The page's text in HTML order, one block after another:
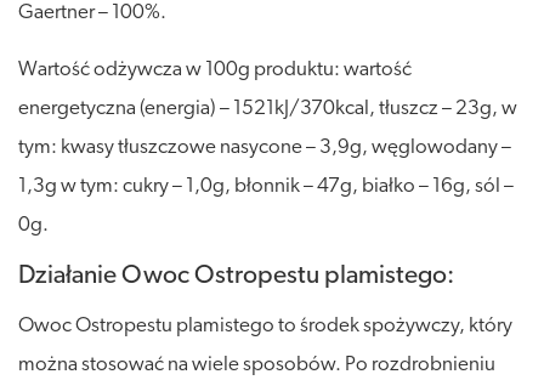
Gaertner – 100%.
Wartość odżywcza w 100g produktu: wartość
energetyczna (energia) – 1521kJ/370kcal, tłuszcz – 23g, w
tym: kwasy tłuszczowe nasycone – 3,9g, węglowodany –
1,3g w tym: cukry – 1,0g, błonnik – 47g, białko – 16g, sól –
0g.
Działanie Owoc Ostropestu plamistego:
Owoc Ostropestu plamistego to środek spożywczy, który
można stosować na wiele sposobów. Po rozdrobnieniu